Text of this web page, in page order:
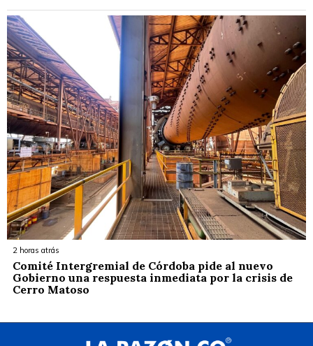
2 horas atrás
Comité Intergremial de Córdoba pide al nuevo
Gobierno una respuesta inmediata por la crisis de
Cerro Matoso